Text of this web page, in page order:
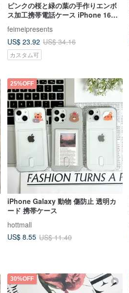
ピンクの桜と緑の葉の手作りエンボ
ス加工携帯電話ケース iPhone 16
Samsung S25 A シリーズ用
feimeipresents
US$ 23.92 US$ 34.16
カスタム可
25%OFF
iPhone Galaxy 動物 傷防止 透明カ
ード 携帯ケース
hottmall
US$ 8.55 US$ 11.40
30%OFF